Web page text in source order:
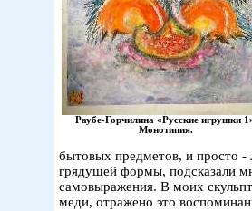
Раубе-Горчилина «Русские игрушки
Монотипия.
бытовых предметов, и просто
грядущей формы, подсказали
самовыражения. В моих
меди, отражено это